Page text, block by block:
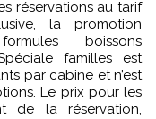
réservations au tarif
la promotion
boissons
familles est
par cabine et n’est
Le prix pour les
de la réservation,